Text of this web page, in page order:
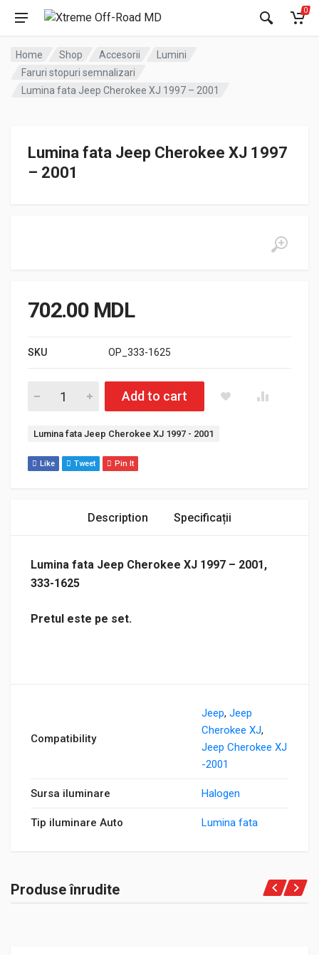
0
Home Shop Accesorii
Lumini
Faruri stopuri semnalizari
Lumina fata Jeep Cherokee XJ 1997 – 2001
Lumina fata Jeep Cherokee XJ 1997
– 2001
702.00 MDL
SKU OP_333-1625
Cantitate Lumina fata Jeep Cherokee XJ 1997 – 2001
Add to cart
Etichetă:
Lumina fata Jeep Cherokee XJ 1997 - 2001
Like Tweet Pin It
Description Specificații
Lumina fata Jeep Cherokee XJ 1997 – 2001,
333-1625
Pretul este pe set.
Compatibility
Jeep, Jeep
Cherokee XJ,
Jeep Cherokee XJ
-2001
Sursa iluminare Halogen
Tip iluminare Auto Lumina fata
Produse înrudite